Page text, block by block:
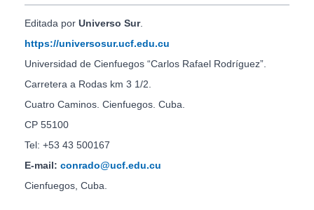
Editada por Universo Sur.
https://universosur.ucf.edu.cu
Universidad de Cienfuegos “Carlos Rafael Rodríguez”.
Carretera a Rodas km 3 1/2.
Cuatro Caminos. Cienfuegos. Cuba.
CP 55100
Tel: +53 43 500167
E-mail: conrado@ucf.edu.cu
Cienfuegos, Cuba.